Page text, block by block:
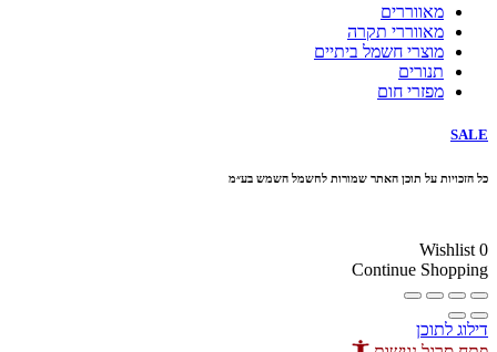
מאווררים
מאווררי תקרה
מוצרי חשמל ביתיים
תנורים
מפזרי חום
SALE
כל הזכויות על תוכן האתר שמורות לחשמל השמש בע״מ
Wishlist 0
Continue Shopping
דילוג לתוכן